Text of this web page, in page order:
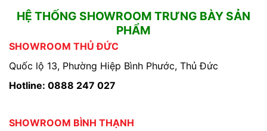
HỆ THỐNG SHOWROOM TRƯNG BÀY SẢN
PHẨM
SHOWROOM THỦ ĐỨC
Quốc lộ 13, Phường Hiệp Bình Phước, Thủ Đức
Hotline: 0888 247 027
SHOWROOM BÌNH THẠNH